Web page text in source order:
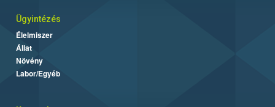
Ügyintézés
Élelmiszer
Állat
Növény
Labor/Egyéb